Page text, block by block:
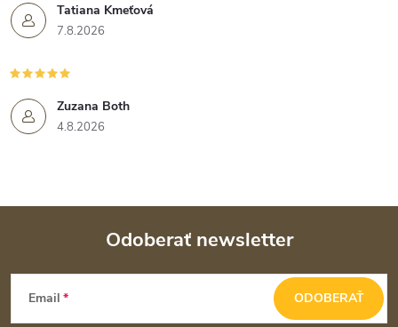
Tatiana Kmeťová
7.8.2026
Zuzana Both
4.8.2026
Z
Odoberať newsletter
Email ODOBERAŤ